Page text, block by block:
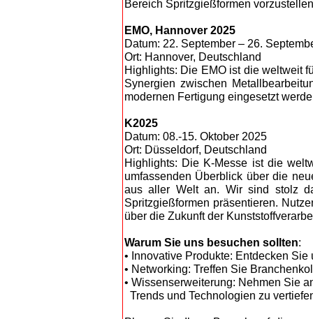
Bereich Spritzgießformen
EMO, Hannover 2025
Datum: 22. September – 26.
Ort: Hannover, Deutschland
Highlights: Die EMO ist die weltweit
Synergien zwischen
modernen Fertigung eingesetzt
K2025
Datum: 08.-15. Oktober 2025
Ort: Düsseldorf, Deutschland
Highlights: Die K-Messe ist die
umfassenden Überblick über die
aus aller Welt an. Wir sind stolz
Spritzgießformen präsentieren.
über die Zukunft der
Warum Sie uns besuchen sollten:
• Innovative Produkte: Entdecken
• Networking: Treffen Sie
• Wissenserweiterung: Nehmen Sie
Trends und Technologien zu